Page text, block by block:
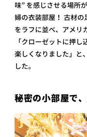
味” を感じさせる場所
婦の衣装部屋！ 古材
をラフに並べ、アメリ
「クローゼットに押
楽しくなりました」と
した。
秘密の小部屋で